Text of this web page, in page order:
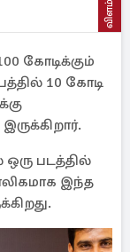
கோடிக்கும்
10 கோடி
ஒரு படத்தில்
இந்த